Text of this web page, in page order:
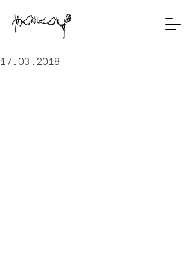
17.03.2018